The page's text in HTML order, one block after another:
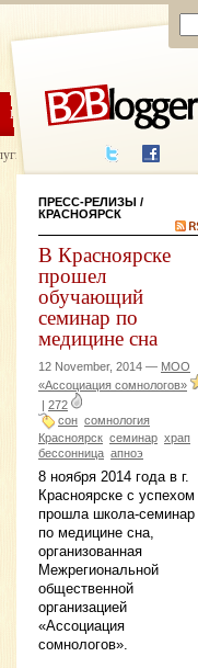
ЦЕНЫ ПОМОЩЬ
написания
ПРЕСС-РЕЛИЗЫ /
КРАСНОЯРСК
В Красноярске
прошел
обучающий
семинар по
медицине сна
12 November, 2014 — МОО
«Ассоциация сомнологов»
| 272
сон сомнология
Красноярск семинар храп
бессонница апноэ
8 ноября 2014 года в г.
Красноярске с успехом
прошла школа-семинар
по медицине сна,
организованная
Межрегиональной
общественной
организацией
«Ассоциация
сомнологов».